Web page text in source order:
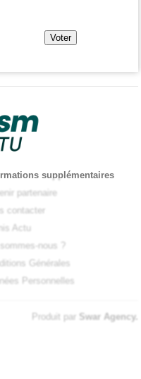
supplémentaires
partenaire
contacter
Actu
sommes-nous ?
Générales
Personnelles
Produit par Swar Agency.